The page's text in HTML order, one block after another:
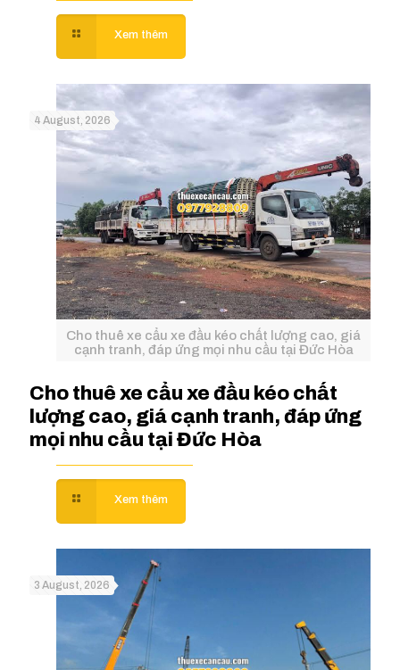
Cho thuê xe cẩu xe đầu kéo chất lượng cao, giá
cạnh tranh, đáp ứng mọi nhu cầu tại Đức Hòa
4 August, 2026
Cho thuê xe cẩu xe đầu kéo chất
lượng cao, giá cạnh tranh, đáp ứng
mọi nhu cầu tại Đức Hòa
3 August, 2026